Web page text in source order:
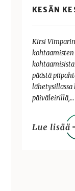
KESÄN
Kirsi
päästä
päiväleirillä,…